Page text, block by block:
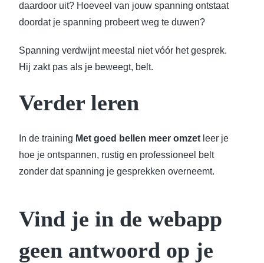
daardoor uit? Hoeveel van jouw spanning ontstaat
doordat je spanning probeert weg te duwen?
Spanning verdwijnt meestal niet vóór het gesprek.
Hij zakt pas als je beweegt, belt.
Verder leren
In de training Met goed bellen meer omzet leer je
hoe je ontspannen, rustig en professioneel belt
zonder dat spanning je gesprekken overneemt.
Vind je in de webapp
geen antwoord op je